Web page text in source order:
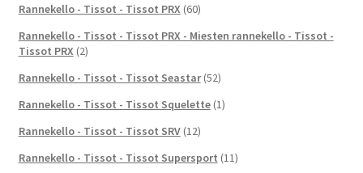
Rannekello - Tissot - Tissot PRX (60)
Rannekello - Tissot - Tissot PRX - Miesten rannekello - Tissot -
Tissot PRX (2)
Rannekello - Tissot - Tissot Seastar (52)
Rannekello - Tissot - Tissot Squelette (1)
Rannekello - Tissot - Tissot SRV (12)
Rannekello - Tissot - Tissot Supersport (11)